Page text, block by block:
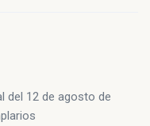
del 12 de agosto de